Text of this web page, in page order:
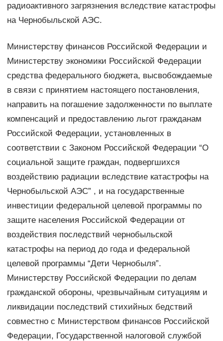
радиоактивного загрязнения вследствие катастрофы
на Чернобыльской АЭС.
Министерству финансов Российской Федерации и
Министерству экономики Российской Федерации
средства федерального бюджета, высвобождаемые
в связи с принятием настоящего постановления,
направить на погашение задолженности по выплате
компенсаций и предоставлению льгот гражданам
Российской Федерации, установленных в
соответствии с Законом Российской Федерации “О
социальной защите граждан, подвергшихся
воздействию радиации вследствие катастрофы на
Чернобыльской АЭС” , и на государственные
инвестиции федеральной целевой программы по
защите населения Российской Федерации от
воздействия последствий чернобыльской
катастрофы на период до года и федеральной
целевой программы “Дети Чернобыля”.
Министерству Российской Федерации по делам
гражданской обороны, чрезвычайным ситуациям и
ликвидации последствий стихийных бедствий
совместно с Министерством финансов Российской
Федерации, Государственной налоговой службой